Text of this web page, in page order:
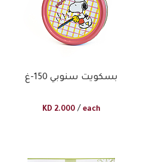
بسكويت سنوبي 150-غ
KD 2.000 / each